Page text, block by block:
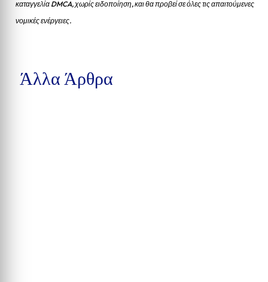
καταγγελία DMCA, χωρίς ειδοποίηση, και θα προβεί σε όλες τις απαιτούμενες
νομικές ενέργειες.
Άλλα Άρθρα